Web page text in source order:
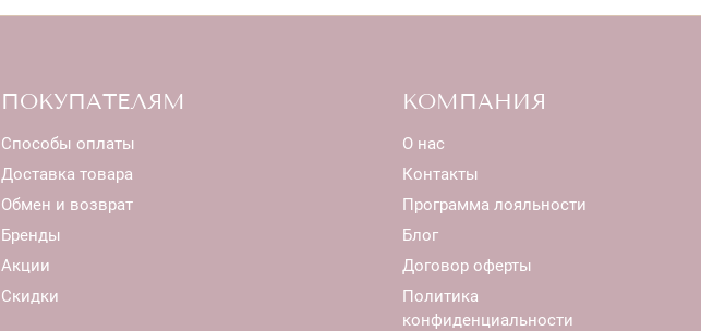
ПОКУПАТЕЛЯМ
Способы оплаты
Доставка товара
Обмен и возврат
Бренды
Акции
Скидки
КОМПАНИЯ
О нас
Контакты
Программа лояльности
Блог
Договор оферты
Политика
конфиденциальности